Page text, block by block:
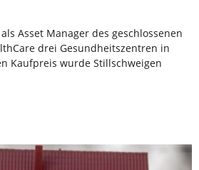
Asset Manager des geschlossenen
drei Gesundheitszentren in
Kaufpreis wurde Stillschweigen